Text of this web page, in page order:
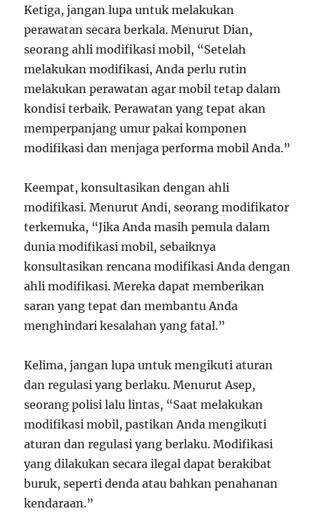
Ketiga, jangan lupa untuk melakukan
perawatan secara berkala. Menurut Dian,
seorang ahli modifikasi mobil, “Setelah
melakukan modifikasi, Anda perlu rutin
melakukan perawatan agar mobil tetap dalam
kondisi terbaik. Perawatan yang tepat akan
memperpanjang umur pakai komponen
modifikasi dan menjaga performa mobil Anda.”
Keempat, konsultasikan dengan ahli
modifikasi. Menurut Andi, seorang modifikator
terkemuka, “Jika Anda masih pemula dalam
dunia modifikasi mobil, sebaiknya
konsultasikan rencana modifikasi Anda dengan
ahli modifikasi. Mereka dapat memberikan
saran yang tepat dan membantu Anda
menghindari kesalahan yang fatal.”
Kelima, jangan lupa untuk mengikuti aturan
dan regulasi yang berlaku. Menurut Asep,
seorang polisi lalu lintas, “Saat melakukan
modifikasi mobil, pastikan Anda mengikuti
aturan dan regulasi yang berlaku. Modifikasi
yang dilakukan secara ilegal dapat berakibat
buruk, seperti denda atau bahkan penahanan
kendaraan.”